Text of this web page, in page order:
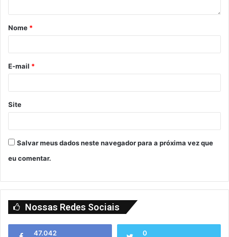
Nome *
E-mail *
Site
Salvar meus dados neste navegador para a próxima vez que
eu comentar.
Nossas Redes Sociais
47.042 0